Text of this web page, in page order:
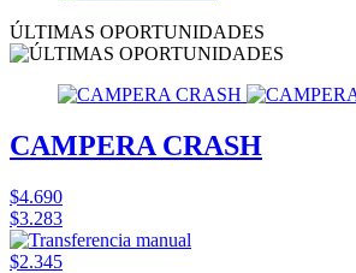
ÚLTIMAS OPORTUNIDADES
CAMPERA CRASH
$4.690
$3.283
$2.345